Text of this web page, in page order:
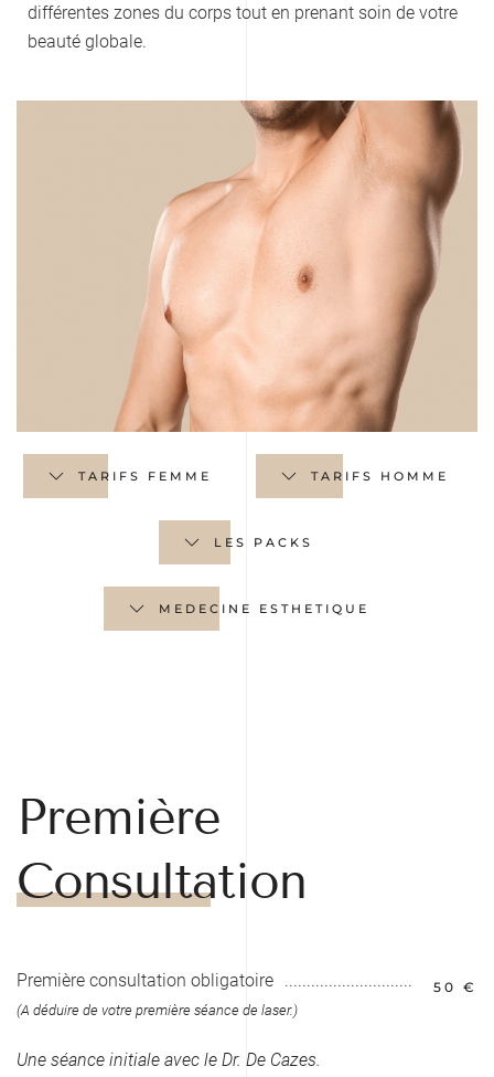
différentes zones du corps tout en prenant soin de votre
beauté globale.
TARIFS FEMME TARIFS HOMME
LES PACKS
MEDECINE ESTHETIQUE
Première
Consultation
Première consultation obligatoire
50 €
(A déduire de votre première séance de laser.)
Une séance initiale avec le Dr. De Cazes.